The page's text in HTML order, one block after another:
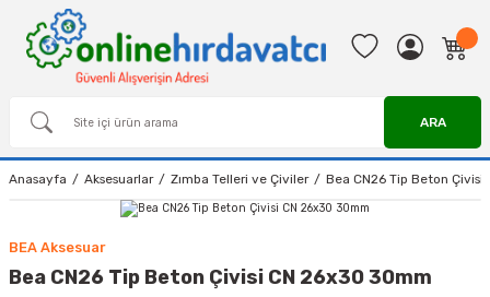
ARA
Anasayfa Aksesuarlar Zımba Telleri ve Çiviler Bea CN26 Tip Beton
BEA Aksesuar
Bea CN26 Tip Beton Çivisi CN 26x30 30mm